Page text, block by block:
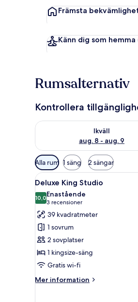
Främsta
Känn dig som hemma
Rumsalternativ
Kontrollera
Ikväll
aug. 8 - aug. 9
Kontrollera tillgängligheten
Tillgängliga
filter
för
rum
Alla rum 1 säng 2 sängar
Öppna
alla
foton
för
Deluxe
King
Studio
13
Deluxe King Studio
10,010,0 av 10
Enastående
3 recensioner
(3 recensioner)
39 kvadratmeter
1 sovrum
2 sovplatser
1 kingsize-säng
Gratis wi-fi
Mer information
Mer